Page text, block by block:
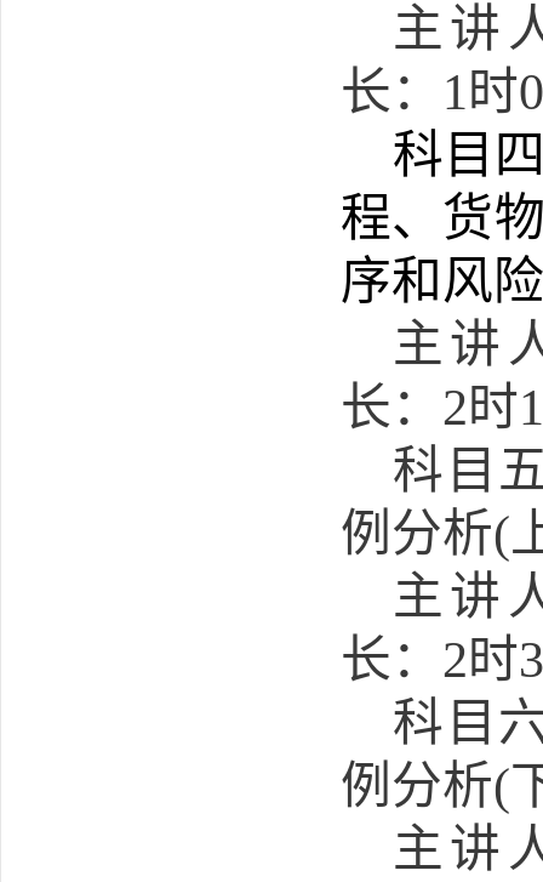
主讲
长： 1时
科目
程、货
序和风
主讲
长： 2时
科目
例分析(
主讲
长： 2时
科目
例分析(
主讲